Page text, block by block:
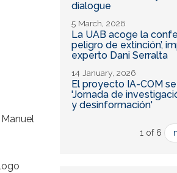
dialogue
5 March, 2026
La UAB acoge la
peligro de extinción’,
experto Dani Serralta
14 January, 2026
El proyecto IA-COM
'Jornada de
y desinformación'
1 of 6